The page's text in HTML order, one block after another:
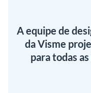
A equipe de
da Visme
para todas